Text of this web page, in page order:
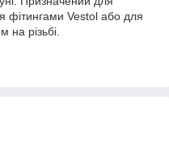
фітингами Vestol або для
різьбі.